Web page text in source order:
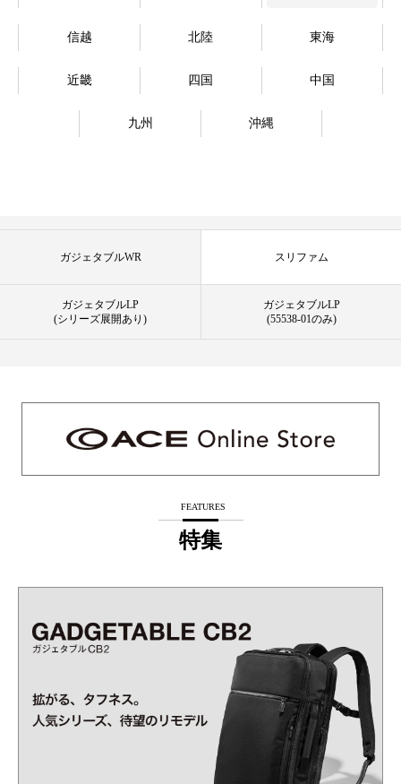
信越 北陸 東海
近畿 四国 中国
九州 沖縄
ガジェタブルWR スリファム
ガジェタブルLP
(シリーズ展開あり)
ガジェタブルLP
(55538-01のみ)
FEATURES
特集